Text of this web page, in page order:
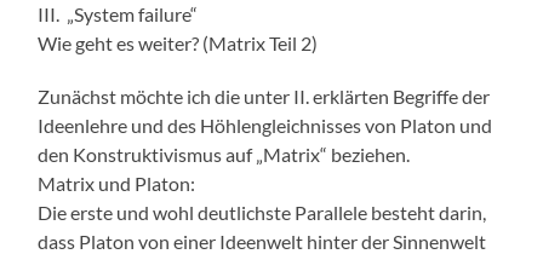
III. „System failure“
Wie geht es weiter? (Matrix Teil 2)
Zunächst möchte ich die unter II. erklärten Begriffe der
Ideenlehre und des Höhlengleichnisses von Platon und
den Konstruktivismus auf „Matrix“ beziehen.
Matrix und Platon:
Die erste und wohl deutlichste Parallele besteht darin,
dass Platon von einer Ideenwelt hinter der Sinnenwelt